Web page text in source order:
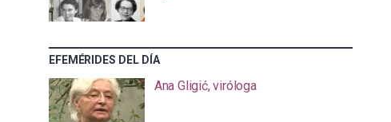
EFEMÉRIDES DEL DÍA
Ana Gligić, viróloga